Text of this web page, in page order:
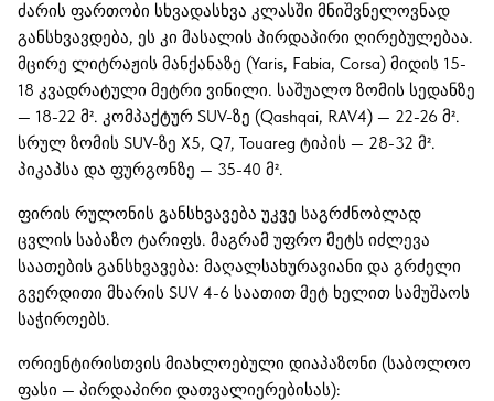
ძარის ფართობი სხვადასხვა კლასში მნიშვნელოვნად
განსხვავდება, ეს კი მასალის პირდაპირი ღირებულებაა.
მცირე ლიტრაჟის მანქანაზე (Yaris, Fabia, Corsa) მიდის 15-
18 კვადრატული მეტრი ვინილი. საშუალო ზომის სედანზე
— 18-22 მ². კომპაქტურ SUV-ზე (Qashqai, RAV4) — 22-26 მ².
სრულ ზომის SUV-ზე X5, Q7, Touareg ტიპის — 28-32 მ².
პიკაპსა და ფურგონზე — 35-40 მ².
ფირის რულონის განსხვავება უკვე საგრძნობლად
ცვლის საბაზო ტარიფს. მაგრამ უფრო მეტს იძლევა
საათების განსხვავება: მაღალსახურავიანი და გრძელი
გვერდითი მხარის SUV 4-6 საათით მეტ ხელით სამუშაოს
საჭიროებს.
ორიენტირისთვის მიახლოებული დიაპაზონი (საბოლოო
ფასი — პირდაპირი დათვალიერებისას):